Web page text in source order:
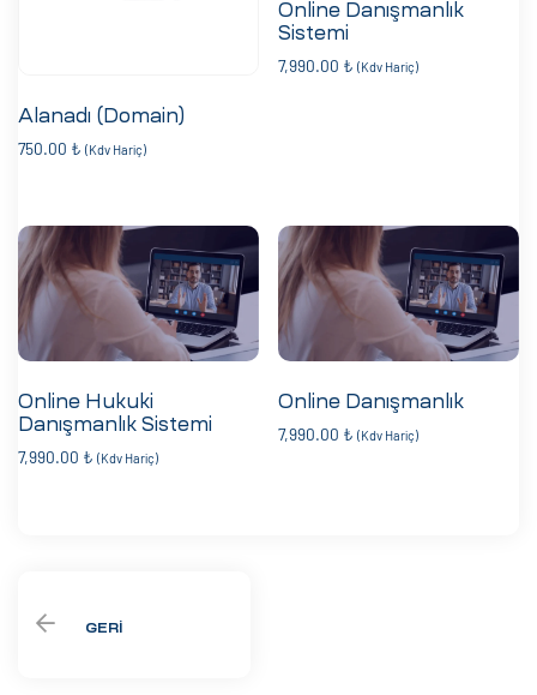
Alanadı (Domain)
750.00 ₺ (Kdv Hariç)
Online Danışmanlık
Sistemi
7,990.00 ₺ (Kdv Hariç)
Online Hukuki
Danışmanlık Sistemi
7,990.00 ₺ (Kdv Hariç)
Online Danışmanlık
7,990.00 ₺ (Kdv Hariç)
GERI